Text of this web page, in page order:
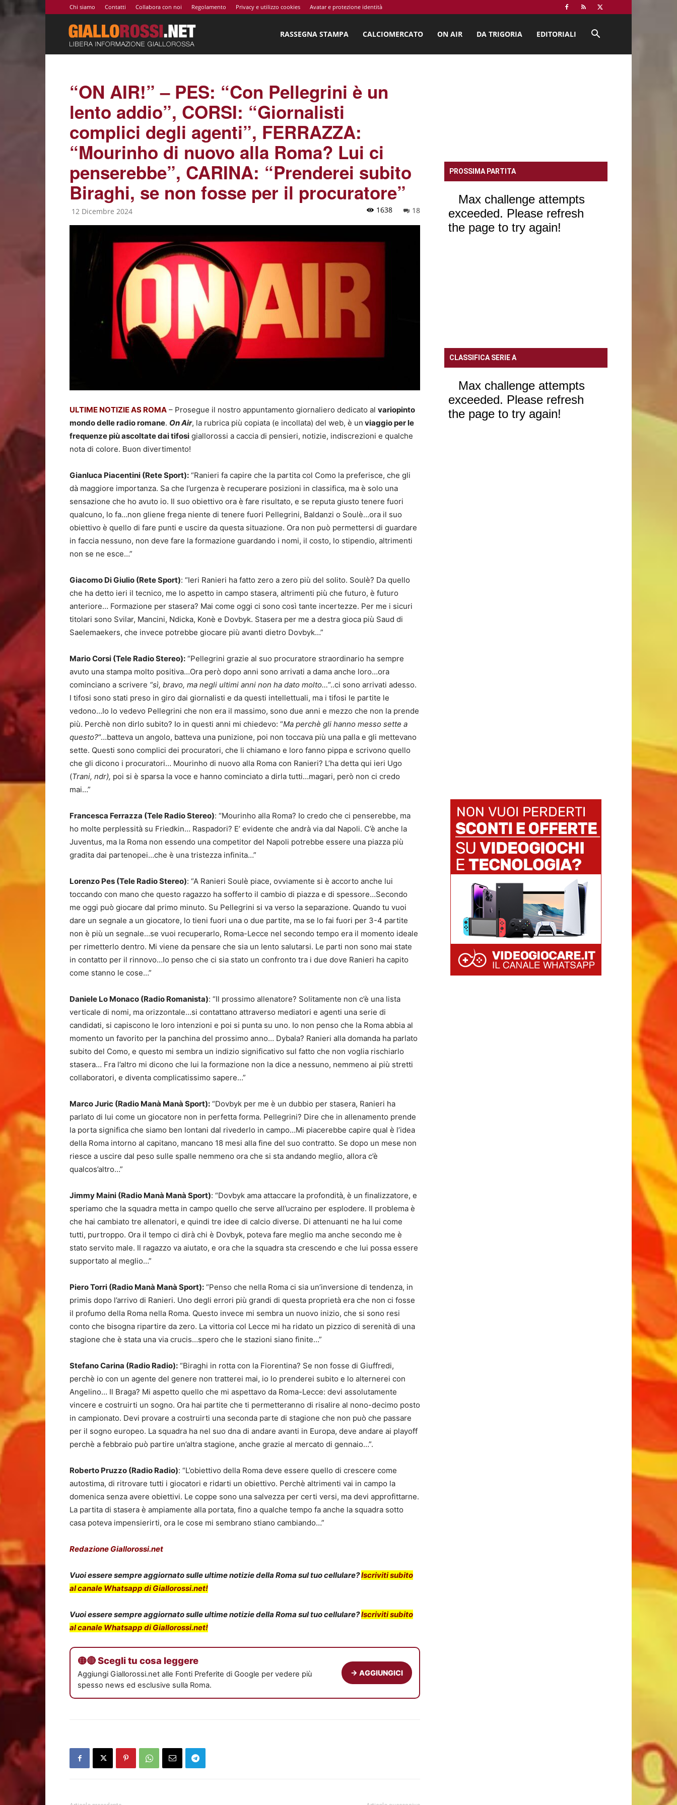
Chi siamo Contatti Collabora con noi Regolamento Privacy e utilizzo cookies Avatar e protezione identità
Notizie
AS
Roma,
Esclusive
RASSEGNA STAMPA CALCIOMERCATO ON AIR DA TRIGORIA EDITORIALI
“ON AIR!” – PES: “Con Pellegrini è un
lento addio”, CORSI: “Giornalisti
complici degli agenti”, FERRAZZA:
“Mourinho di nuovo alla Roma? Lui ci
penserebbe”, CARINA: “Prenderei subito
Biraghi, se non fosse per il procuratore”
12 Dicembre 2024 18
1638
ULTIME NOTIZIE AS ROMA – Prosegue il nostro appuntamento giornaliero dedicato al variopinto
mondo delle radio romane. On Air, la rubrica più copiata (e incollata) del web, è un viaggio per le
frequenze più ascoltate dai tifosi giallorossi a caccia di pensieri, notizie, indiscrezioni e qualche
nota di colore. Buon divertimento!
Gianluca Piacentini (Rete Sport): “Ranieri fa capire che la partita col Como la preferisce, che gli
dà maggiore importanza. Sa che l’urgenza è recuperare posizioni in classifica, ma è solo una
sensazione che ho avuto io. Il suo obiettivo ora è fare risultato, e se reputa giusto tenere fuori
qualcuno, lo fa…non gliene frega niente di tenere fuori Pellegrini, Baldanzi o Soulè…ora il suo
obiettivo è quello di fare punti e uscire da questa situazione. Ora non può permettersi di guardare
in faccia nessuno, non deve fare la formazione guardando i nomi, il costo, lo stipendio, altrimenti
non se ne esce…”
Giacomo Di Giulio (Rete Sport): “Ieri Ranieri ha fatto zero a zero più del solito. Soulè? Da quello
che ha detto ieri il tecnico, me lo aspetto in campo stasera, altrimenti più che futuro, è futuro
anteriore… Formazione per stasera? Mai come oggi ci sono così tante incertezze. Per me i sicuri
titolari sono Svilar, Mancini, Ndicka, Konè e Dovbyk. Stasera per me a destra gioca più Saud di
Saelemaekers, che invece potrebbe giocare più avanti dietro Dovbyk…”
Mario Corsi (Tele Radio Stereo): “Pellegrini grazie al suo procuratore straordinario ha sempre
avuto una stampa molto positiva…Ora però dopo anni sono arrivati a dama anche loro…ora
cominciano a scrivere “sì, bravo, ma negli ultimi anni non ha dato molto…“..ci sono arrivati adesso.
I tifosi sono stati preso in giro dai giornalisti e da questi intellettuali, ma i tifosi le partite le
vedono…Io lo vedevo Pellegrini che non era il massimo, sono due anni e mezzo che non la prende
più. Perchè non dirlo subito? Io in questi anni mi chiedevo: “Ma perchè gli hanno messo sette a
questo?“…batteva un angolo, batteva una punizione, poi non toccava più una palla e gli mettevano
sette. Questi sono complici dei procuratori, che li chiamano e loro fanno pippa e scrivono quello
che gli dicono i procuratori… Mourinho di nuovo alla Roma con Ranieri? L’ha detta qui ieri Ugo
(Trani, ndr), poi si è sparsa la voce e hanno cominciato a dirla tutti…magari, però non ci credo
mai…”
Francesca Ferrazza (Tele Radio Stereo): “Mourinho alla Roma? Io credo che ci penserebbe, ma
ho molte perplessità su Friedkin… Raspadori? E’ evidente che andrà via dal Napoli. C’è anche la
Juventus, ma la Roma non essendo una competitor del Napoli potrebbe essere una piazza più
gradita dai partenopei…che è una tristezza infinita…”
Lorenzo Pes (Tele Radio Stereo): “A Ranieri Soulè piace, ovviamente si è accorto anche lui
toccando con mano che questo ragazzo ha sofferto il cambio di piazza e di spessore…Secondo
me oggi può giocare dal primo minuto. Su Pellegrini si va verso la separazione. Quando tu vuoi
dare un segnale a un giocatore, lo tieni fuori una o due partite, ma se lo fai fuori per 3-4 partite
non è più un segnale…se vuoi recuperarlo, Roma-Lecce nel secondo tempo era il momento ideale
per rimetterlo dentro. Mi viene da pensare che sia un lento salutarsi. Le parti non sono mai state
in contatto per il rinnovo…Io penso che ci sia stato un confronto tra i due dove Ranieri ha capito
come stanno le cose…”
Daniele Lo Monaco (Radio Romanista): “Il prossimo allenatore? Solitamente non c’è una lista
verticale di nomi, ma orizzontale…si contattano attraverso mediatori e agenti una serie di
candidati, si capiscono le loro intenzioni e poi si punta su uno. Io non penso che la Roma abbia al
momento un favorito per la panchina del prossimo anno… Dybala? Ranieri alla domanda ha parlato
subito del Como, e questo mi sembra un indizio significativo sul fatto che non voglia rischiarlo
stasera… Fra l’altro mi dicono che lui la formazione non la dice a nessuno, nemmeno ai più stretti
collaboratori, e diventa complicatissimo sapere…”
Marco Juric (Radio Manà Manà Sport): “Dovbyk per me è un dubbio per stasera, Ranieri ha
parlato di lui come un giocatore non in perfetta forma. Pellegrini? Dire che in allenamento prende
la porta significa che siamo ben lontani dal rivederlo in campo…Mi piacerebbe capire qual è l’idea
della Roma intorno al capitano, mancano 18 mesi alla fine del suo contratto. Se dopo un mese non
riesce a uscire dal peso sulle spalle nemmeno ora che si sta andando meglio, allora c’è
qualcos’altro…”
Jimmy Maini (Radio Manà Manà Sport): “Dovbyk ama attaccare la profondità, è un finalizzatore, e
speriamo che la squadra metta in campo quello che serve all’ucraino per esplodere. Il problema è
che hai cambiato tre allenatori, e quindi tre idee di calcio diverse. Di attenuanti ne ha lui come
tutti, purtroppo. Ora il tempo ci dirà chi è Dovbyk, poteva fare meglio ma anche secondo me è
stato servito male. Il ragazzo va aiutato, e ora che la squadra sta crescendo e che lui possa essere
supportato al meglio…”
Piero Torri (Radio Manà Manà Sport): “Penso che nella Roma ci sia un’inversione di tendenza, in
primis dopo l’arrivo di Ranieri. Uno degli errori più grandi di questa proprietà era che non ci fosse
il profumo della Roma nella Roma. Questo invece mi sembra un nuovo inizio, che si sono resi
conto che bisogna ripartire da zero. La vittoria col Lecce mi ha ridato un pizzico di serenità di una
stagione che è stata una via crucis…spero che le stazioni siano finite…”
Stefano Carina (Radio Radio): “Biraghi in rotta con la Fiorentina? Se non fosse di Giuffredi,
perchè io con un agente del genere non tratterei mai, io lo prenderei subito e lo alternerei con
Angelino… Il Braga? Mi aspetto quello che mi aspettavo da Roma-Lecce: devi assolutamente
vincere e costruirti un sogno. Ora hai partite che ti permetteranno di risalire al nono-decimo posto
in campionato. Devi provare a costruirti una seconda parte di stagione che non può che passare
per il sogno europeo. La squadra ha nel suo dna di andare avanti in Europa, deve andare ai playoff
perchè a febbraio può partire un’altra stagione, anche grazie al mercato di gennaio…”.
Roberto Pruzzo (Radio Radio): “L’obiettivo della Roma deve essere quello di crescere come
autostima, di ritrovare tutti i giocatori e ridarti un obiettivo. Perchè altrimenti vai in campo la
domenica senza avere obiettivi. Le coppe sono una salvezza per certi versi, ma devi approfittarne.
La partita di stasera è ampiamente alla portata, fino a qualche tempo fa anche la squadra sotto
casa poteva impensierirti, ora le cose mi sembrano stiano cambiando…”
Redazione Giallorossi.net
Vuoi essere sempre aggiornato sulle ultime notizie della Roma sul tuo cellulare?Iscriviti subito
al canale Whatsapp di Giallorossi.net!
Vuoi essere sempre aggiornato sulle ultime notizie della Roma sul tuo cellulare?Iscriviti subito
al canale Whatsapp di Giallorossi.net!
🟡🔴 Scegli tu cosa leggere
Aggiungi Giallorossi.net alle Fonti Preferite di Google per vedere più
spesso news ed esclusive sulla Roma.
→ AGGIUNGICI
PROSSIMA PARTITA
CLASSIFICA SERIE A